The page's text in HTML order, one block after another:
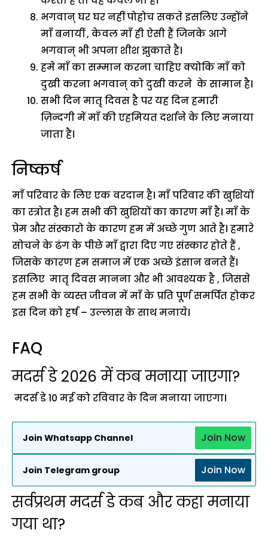
भगवान् घर घर नहीं पोहोच सकते इसलिए उन्होंने
माँ बनायीं , केवल माँ ही ऐसी हैं जिनके आगे
भगवान् भी अपना शीश झुकाते है।
हमे माँ का सम्मान करना चाहिए क्योकि माँ को
दुखी करना भगवान् को दुखी करने के सामान है।
सभी दिन मातृ दिवस है पर यह दिन हमारी
ज़िन्दगी में माँ की एहमियत दर्शाने के लिए मनाया
जाता है।
निष्कर्ष
माँ परिवार के लिए एक वरदान है। माँ परिवार की खुशियों
का स्त्रोत है। हम सभी की खुशियों का कारण माँ है। माँ के
प्रेम और संस्कारो के कारण हम में अच्छे गुण आते है। हमारे
सोचने के ढंग के पीछे माँ द्वारा दिए गए संस्कार होते हैं ,
जिसके कारण हम समाज में एक अच्छे इंसान बनते हैं।
इसलिए मातृ दिवस मानना और भी आवश्यक है , जिससे
हम सभी के व्यस्त जीवन में माँ के प्रति पूर्ण समर्पित होकर
इस दिन को हर्ष – उल्लास के साथ मनाये।
FAQ
मदर्स डे 2026 में कब मनाया जाएगा?
मदर्स डे 10 मई को रविवार के दिन मनाया जाएगा।
Join Whatsapp Channel Join Now
Join Telegram group Join Now
सर्वप्रथम मदर्स डे कब और कहा मनाया
गया था?